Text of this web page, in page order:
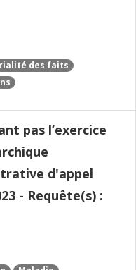
des faits
pas l’exercice
d'appel
- Requête(s) :